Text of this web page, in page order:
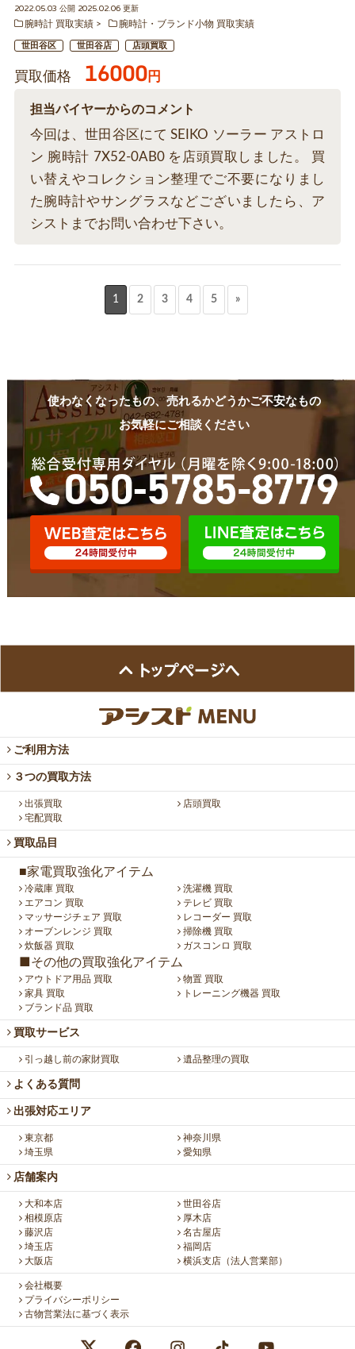
2022.05.03 公開 2025.02.06 更新
腕時計 買取実績
腕時計・ブランド小物 買取実績
世田谷区 世田谷店 店頭買取
買取価格 16000円
担当バイヤーからのコメント
今回は、世田谷区にて SEIKO ソーラー アストロ
ン 腕時計 7X52-0AB0 を店頭買取しました。 買
い替えやコレクション整理でご不要になりまし
た腕時計やサングラスなどございましたら、ア
シストまでお問い合わせ下さい。
1 2 3 4 5 »
使わなくなったもの、売れるかどうかご不安なもの
お気軽にご相談ください
ご利用方法
３つの買取方法
出張買取
店頭買取
宅配買取
買取品目
■家電買取強化アイテム
冷蔵庫 買取
洗濯機 買取
エアコン 買取
テレビ 買取
マッサージチェア 買取
レコーダー 買取
オーブンレンジ 買取
掃除機 買取
炊飯器 買取
ガスコンロ 買取
■その他の買取強化アイテム
アウトドア用品 買取
物置 買取
家具 買取
トレーニング機器 買取
ブランド品 買取
買取サービス
引っ越し前の家財買取 遺品整理の買取
よくある質問
出張対応エリア
東京都
神奈川県
埼玉県
愛知県
店舗案内
大和本店
世田谷店
相模原店
厚木店
藤沢店
名古屋店
埼玉店
福岡店
大阪店
横浜支店（法人営業部）
会社概要
プライバシーポリシー
古物営業法に基づく表示